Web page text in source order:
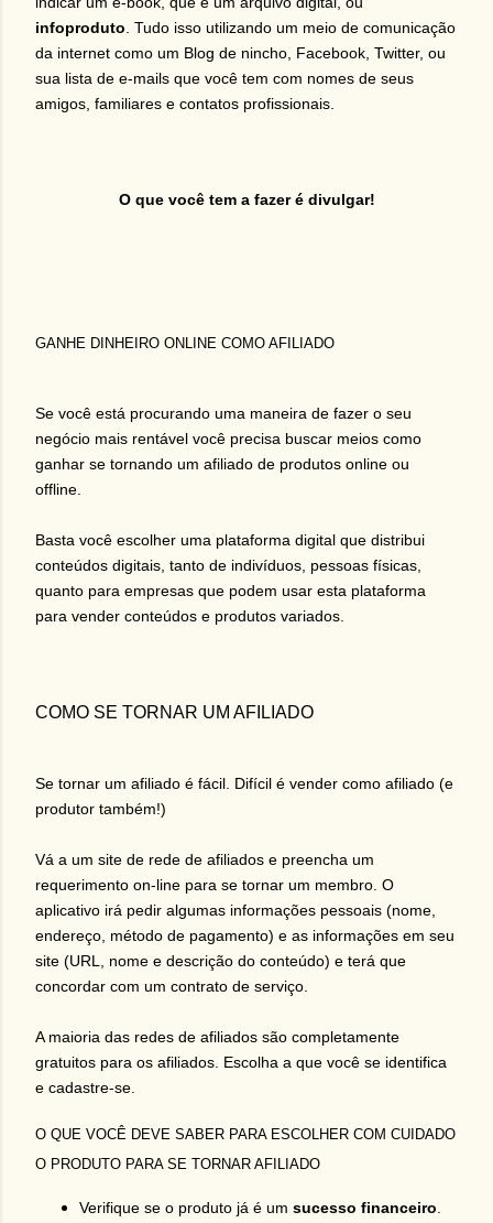
infoproduto . Tudo isso utilizando um meio de comunicação
da internet como um Blog de nincho, Facebook, Twitter, ou
sua lista de e-mails que você tem com nomes de seus
amigos, familiares e contatos profissionais.
O que você tem a fazer é divulgar!
GANHE DINHEIRO ONLINE COMO AFILIADO
Se você está procurando uma maneira de fazer o seu
negócio mais rentável você precisa buscar meios como
ganhar se tornando um afiliado de produtos online ou
offline.
Basta você escolher uma plataforma digital que distribui
conteúdos digitais, tanto de indivíduos, pessoas físicas,
quanto para empresas que podem usar esta plataforma
para vender conteúdos e produtos variados.
COMO SE TORNAR UM AFILIADO
Se tornar um afiliado é fácil. Difícil é vender como afiliado (e
produtor também!)
Vá a um site de rede de afiliados e preencha um
requerimento on-line para se tornar um membro. O
aplicativo irá pedir algumas informações pessoais (nome,
endereço, método de pagamento) e as informações em seu
site (URL, nome e descrição do conteúdo) e terá que
concordar com um contrato de serviço.
A maioria das redes de afiliados são completamente
gratuitos para os afiliados. Escolha a que você se identifica
e cadastre-se.
O QUE VOCÊ DEVE SABER PARA ESCOLHER COM CUIDADO
O PRODUTO PARA SE TORNAR AFILIADO
Verifique se o produto já é um sucesso financeiro.